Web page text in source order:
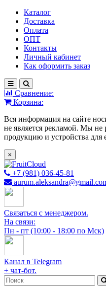
Каталог
Доставка
Оплата
ОПТ
Контакты
Личный кабинет
Как оформить заказ
Сравнение:
Корзина:
Вся информация на сайте
не является рекламой. Мы
продукцию и устройства для
×
+7 (981) 036-45-81
Связаться с менеджером.
На связи:
Пн - пт (10:00 - 18:00 по Мск)
Канал в Telegram
+ чат-бот.